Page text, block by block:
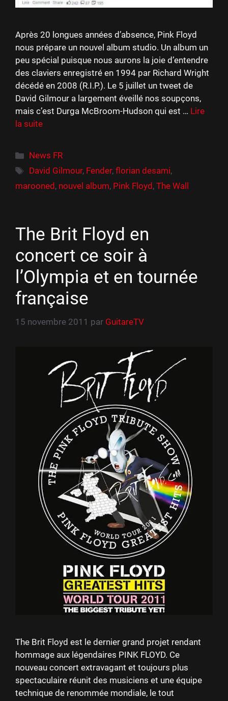
Après 20 longues années d’absence, Pink Floyd
nous prépare un nouvel album studio. Un album un
peu spécial puisque nous aurons la joie d’entendre
des claviers enregistré en 1994 par Richard Wright
décédé en 2008 (R.I.P.). Le 5 juillet un tweet de
David Gilmour a largement éveillé nos soupçons,
mais c’est Durga McBroom-Hudson qui est … Lire
la suite
Catégories
News FR
Étiquettes
David Gilmour, Fender,florian desami,
marooned , nouvel album, Pink Floyd , The Wall
The Brit Floyd en
concert ce soir à
l’Olympia et en tournée
française
15 novembre 2011 par GuitareTV
The Brit Floyd est le dernier grand projet rendant
hommage aux légendaires PINK FLOYD. Ce
nouveau concert extravagant et toujours plus
spectaculaire réunit des musiciens et une équipe
technique de renommée mondiale, le tout